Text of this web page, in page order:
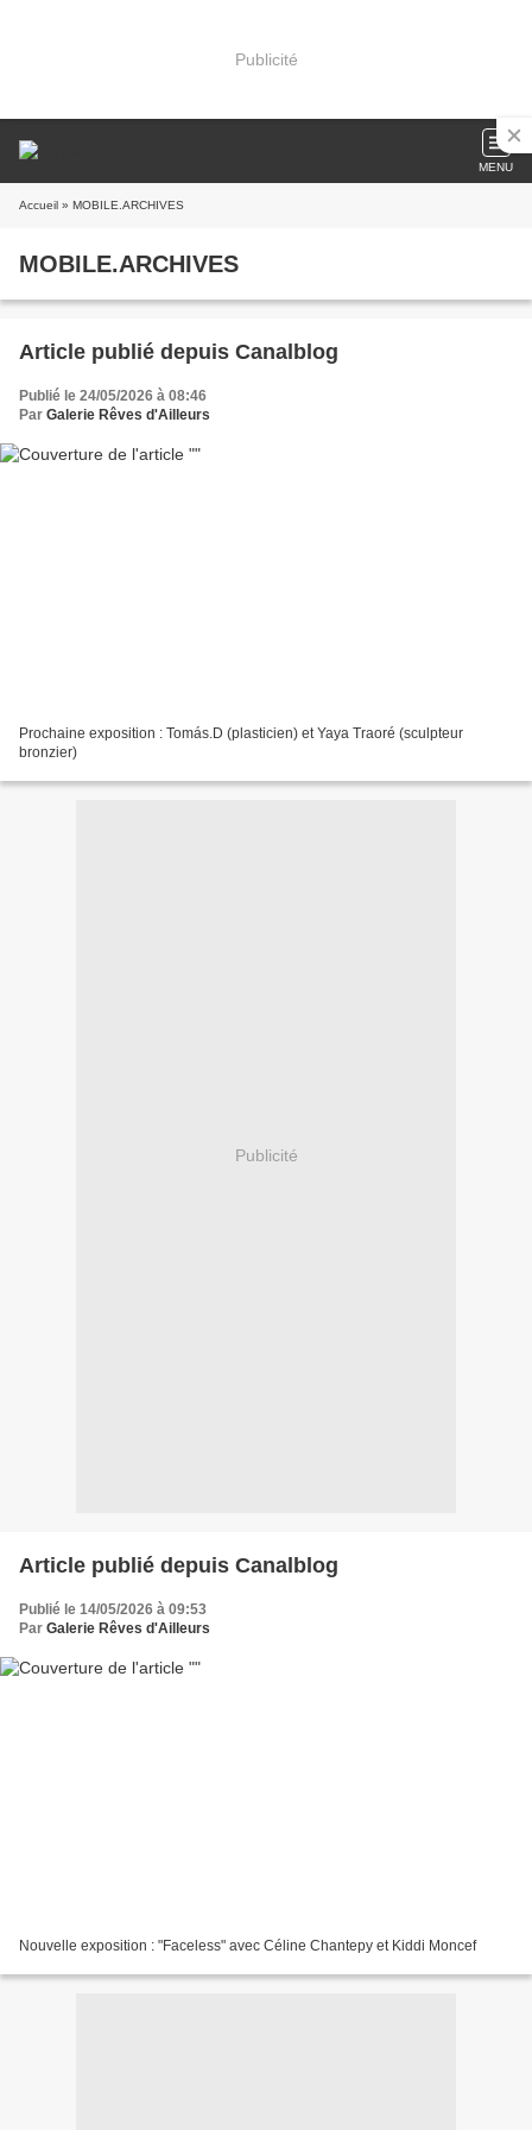
Publicité
MENU
Accueil » MOBILE.ARCHIVES
MOBILE.ARCHIVES
Article publié depuis Canalblog
Publié le 24/05/2026 à 08:46
Par Galerie Rêves d'Ailleurs
Prochaine exposition : Tomás.D (plasticien) et Yaya Traoré (sculpteur
bronzier)
Publicité
Article publié depuis Canalblog
Publié le 14/05/2026 à 09:53
Par Galerie Rêves d'Ailleurs
Nouvelle exposition : "Faceless" avec Céline Chantepy et Kiddi Moncef